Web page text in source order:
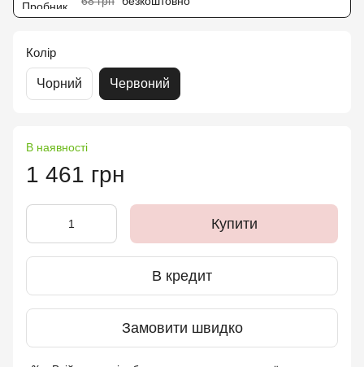
Колір
Чорний Червоний
В наявності
1 461 грн
Купити
В кредит
Замовити швидко